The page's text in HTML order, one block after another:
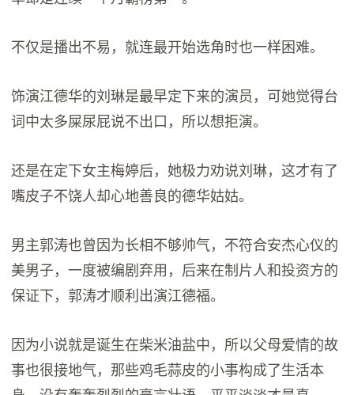
不仅是播出不易，就连最开始选角时也一样困难。
饰演江德华的刘琳是最早定下来的演员，可她觉得台
词中太多屎尿屁说不出口，所以想拒演。
还是在定下女主梅婷后，她极力劝说刘琳，这才有了
嘴皮子不饶人却心地善良的德华姑姑。
男主郭涛也曾因为长相不够帅气，不符合安杰心仪的
美男子，一度被编剧弃用，后来在制片人和投资方的
保证下，郭涛才顺利出演江德福。
因为小说就是诞生在柴米油盐中，所以父母爱情的故
事也很接地气，那些鸡毛蒜皮的小事构成了生活本